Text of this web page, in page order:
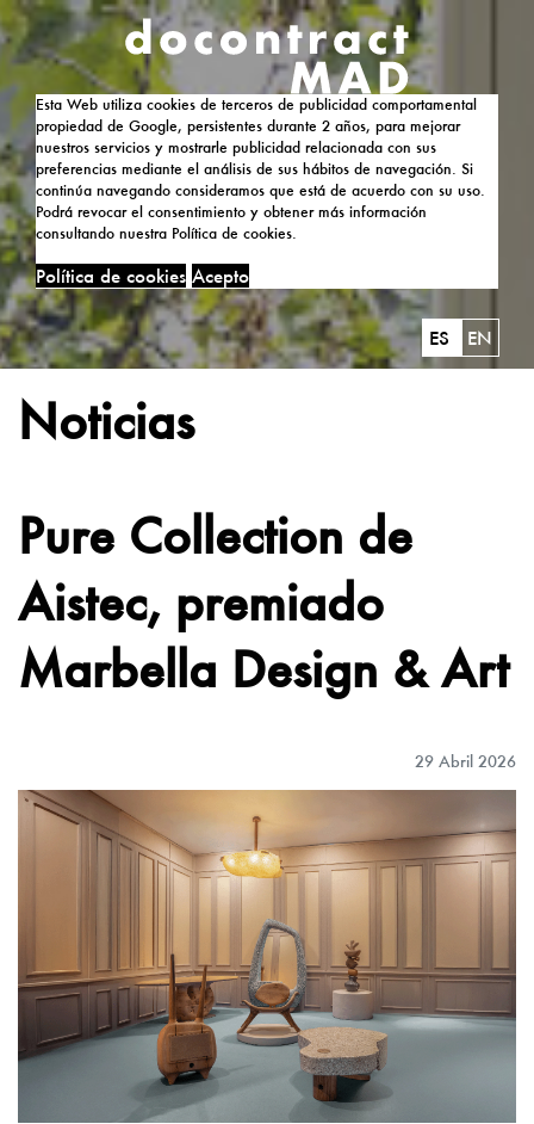
Esta Web utiliza cookies de terceros de publicidad comportamental
propiedad de Google, persistentes durante 2 años, para mejorar
nuestros servicios y mostrarle publicidad relacionada con sus
preferencias mediante el análisis de sus hábitos de navegación. Si
continúa navegando consideramos que está de acuerdo con su uso.
Podrá revocar el consentimiento y obtener más información
consultando nuestra Política de cookies.
Política de cookies Acepto
ES EN
Noticias
Pure Collection de
Aistec, premiado
Marbella Design & Art
29 Abril 2026